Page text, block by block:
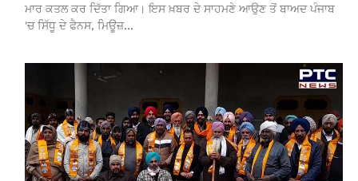
ਮਾਰ ਕਤਲ ਕਰ ਦਿੱਤਾ ਗਿਆ। ਇਸ ਖ਼ਬਰ ਦੇ ਸਾਹਮਣੇ ਆਉਣ ਤੋਂ ਬਾਅਦ ਪੰਜਾਬ
'ਚ ਸਿੱਧੂ ਦੇ ਫੈਨਸ, ਮਿਊਜ਼...